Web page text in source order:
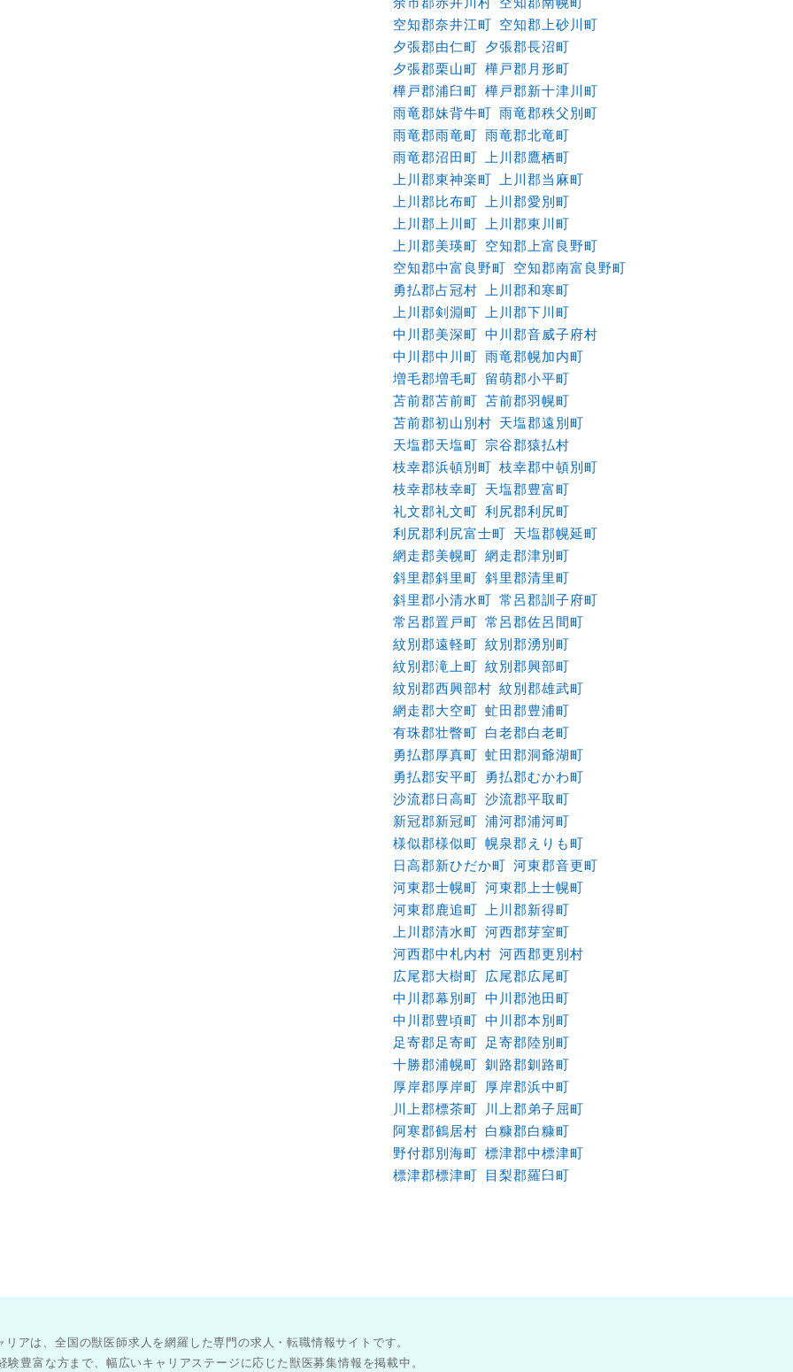
空知郡奈井江町 空知郡上砂川町
夕張郡由仁町 夕張郡長沼町
夕張郡栗山町 樺戸郡月形町
樺戸郡浦臼町 樺戸郡新十津川町
雨竜郡妹背牛町 雨竜郡秩父別町
雨竜郡雨竜町 雨竜郡北竜町
雨竜郡沼田町
上川郡鷹栖町
上川郡東神楽町
上川郡当麻町
上川郡比布町
上川郡愛別町
上川郡上川町
上川郡東川町
上川郡美瑛町 空知郡上富良野町
空知郡中富良野町 空知郡南富良野町
勇払郡占冠村
上川郡和寒町
上川郡剣淵町
上川郡下川町
中川郡美深町 中川郡音威子府村
中川郡中川町 雨竜郡幌加内町
増毛郡増毛町 留萌郡小平町
苫前郡苫前町 苫前郡羽幌町
苫前郡初山別村 天塩郡遠別町
天塩郡天塩町 宗谷郡猿払村
枝幸郡浜頓別町 枝幸郡中頓別町
枝幸郡枝幸町 天塩郡豊富町
礼文郡礼文町 利尻郡利尻町
利尻郡利尻富士町 天塩郡幌延町
網走郡美幌町 網走郡津別町
斜里郡斜里町 斜里郡清里町
斜里郡小清水町 常呂郡訓子府町
常呂郡置戸町 常呂郡佐呂間町
紋別郡遠軽町 紋別郡湧別町
紋別郡滝上町 紋別郡興部町
紋別郡西興部村 紋別郡雄武町
網走郡大空町 虻田郡豊浦町
有珠郡壮瞥町 白老郡白老町
勇払郡厚真町 虻田郡洞爺湖町
勇払郡安平町
勇払郡むかわ町
沙流郡日高町 沙流郡平取町
新冠郡新冠町 浦河郡浦河町
様似郡様似町 幌泉郡えりも町
日高郡新ひだか町 河東郡音更町
河東郡士幌町 河東郡上士幌町
河東郡鹿追町
上川郡新得町
上川郡清水町 河西郡芽室町
河西郡中札内村 河西郡更別村
広尾郡大樹町 広尾郡広尾町
中川郡幕別町 中川郡池田町
中川郡豊頃町 中川郡本別町
足寄郡足寄町
足寄郡陸別町
十勝郡浦幌町 釧路郡釧路町
厚岸郡厚岸町
厚岸郡浜中町
川上郡標茶町
川上郡弟子屈町
阿寒郡鶴居村 白糠郡白糠町
野付郡別海町 標津郡中標津町
標津郡標津町
目梨郡羅臼町
アは、全国の獣医師求人を網羅した専門の求人・転職情報サイトです。
験豊富な方まで、幅広いキャリアステージに応じた獣医募集情報を掲載中。